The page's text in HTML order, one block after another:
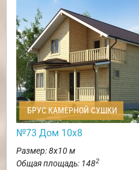
БРУС КАМЕРНОЙ СУШКИ
№73 Дом 10х8
Размер: 8х10 м
Общая площадь: 1482